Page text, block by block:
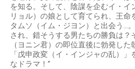
を知る。そして、陰謀を企むイ・イ
リョル）の娘として育てられ、王命
タムソ（イム・ジヨン）と出会う…
され、錯そうする男たちの勝負は？
（ヨニン君）の即位直後に勃発した
「戊申政変（イ・インジャの乱）
なドラマ！”